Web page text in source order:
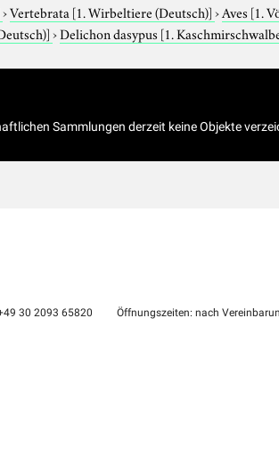
›Vertebrata [1. Wirbeltiere (Deutsch)]›Aves [1.
›Delichon dasypus [1.
Sammlungen derzeit keine Objekte
30 2093 65820 Öffnungszeiten: nach